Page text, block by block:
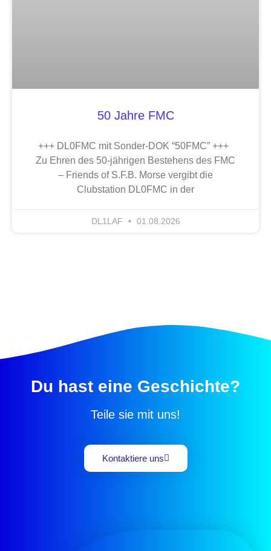
50 Jahre FMC
+++ DL0FMC mit Sonder-DOK “50FMC” +++
Zu Ehren des 50-jährigen Bestehens des FMC
– Friends of S.F.B. Morse vergibt die
Clubstation DL0FMC in der
DL1LAF 01.08.2026
Du hast eine Geschichte?
Teile sie mit uns!
Kontaktiere uns